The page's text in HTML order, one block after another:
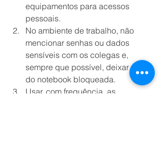
equipamentos para acessos
pessoais.
No ambiente de trabalho, não
mencionar senhas ou dados
sensíveis com os colegas e,
sempre que possível, deixar a tela
do notebook bloqueada.
Usar, com frequência, as